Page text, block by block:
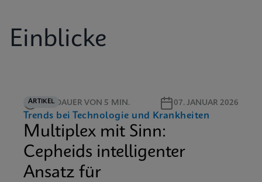
Einblicke
ARTIKEL
LESEDAUER VON 5 MIN. 07. JANUAR 2026
Trends bei Technologie und Krankheiten
Multiplex mit Sinn:
Cepheids intelligenter
Ansatz für